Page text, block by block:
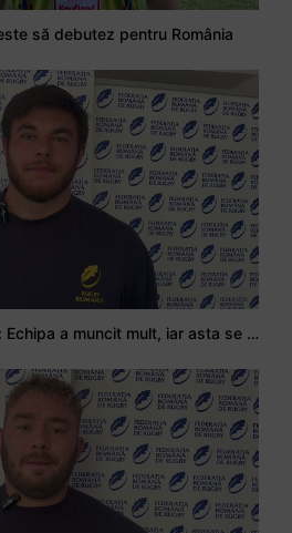
să debutez pentru România
Stejarul Logan Weidner: Echipa a muncit mult, iar asta se va vedea în meciurile de la Nations Cup